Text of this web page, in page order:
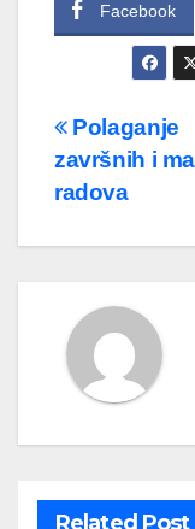
Facebook
članaka
Polaganje
završnih i
radova
Related Post